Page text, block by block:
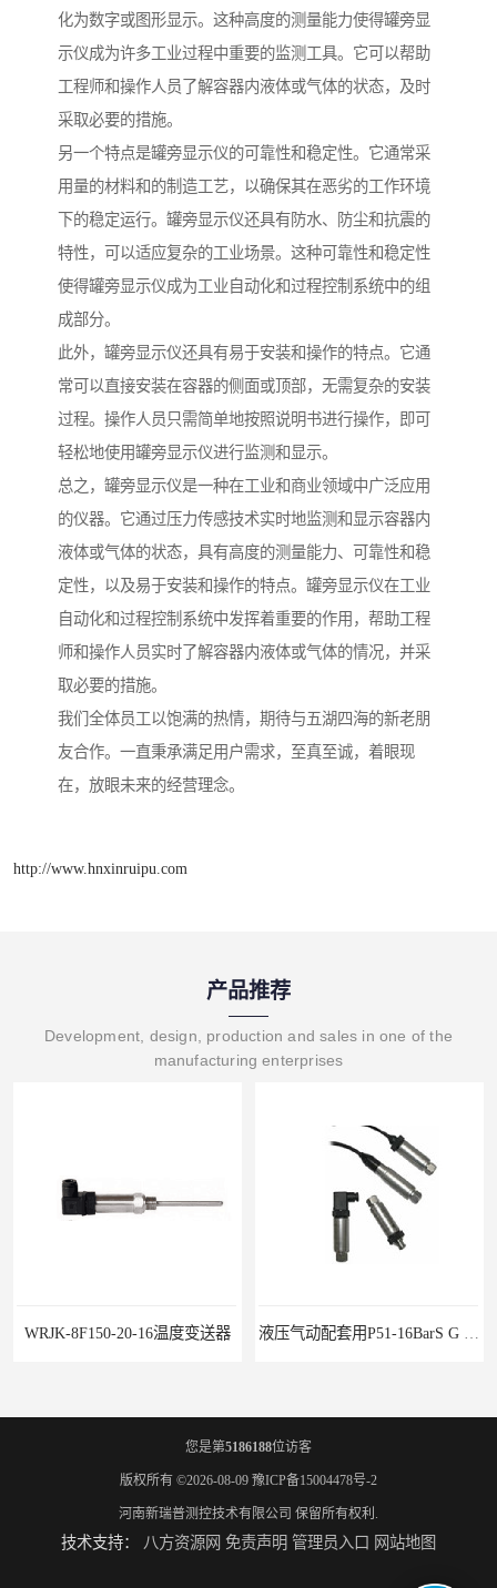
化为数字或图形显示。这种高度的测量能力使得罐旁显
示仪成为许多工业过程中重要的监测工具。它可以帮助
工程师和操作人员了解容器内液体或气体的状态，及时
采取必要的措施。
另一个特点是罐旁显示仪的可靠性和稳定性。它通常采
用量的材料和的制造工艺，以确保其在恶劣的工作环境
下的稳定运行。罐旁显示仪还具有防水、防尘和抗震的
特性，可以适应复杂的工业场景。这种可靠性和稳定性
使得罐旁显示仪成为工业自动化和过程控制系统中的组
成部分。
此外，罐旁显示仪还具有易于安装和操作的特点。它通
常可以直接安装在容器的侧面或顶部，无需复杂的安装
过程。操作人员只需简单地按照说明书进行操作，即可
轻松地使用罐旁显示仪进行监测和显示。
总之，罐旁显示仪是一种在工业和商业领域中广泛应用
的仪器。它通过压力传感技术实时地监测和显示容器内
液体或气体的状态，具有高度的测量能力、可靠性和稳
定性，以及易于安装和操作的特点。罐旁显示仪在工业
自动化和过程控制系统中发挥着重要的作用，帮助工程
师和操作人员实时了解容器内液体或气体的情况，并采
取必要的措施。
我们全体员工以饱满的热情，期待与五湖四海的新老朋
友合作。一直秉承满足用户需求，至真至诚，着眼现
在，放眼未来的经营理念。
http://www.hnxinruipu.com
产品推荐
Development, design, production and sales in one of the
manufacturing enterprises
WRJK-8F150-20-16温度变送器
您是第5186188位访客
版权所有 ©2026-08-09 豫ICP备15004478号-2
河南新瑞普测控技术有限公司 保留所有权利.
技术支持： 八方资源网 免责声明 管理员入口 网站地图